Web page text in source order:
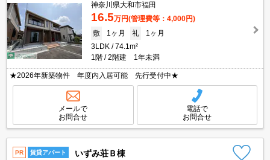
神奈川県大和市福田
16.5万円(管理費等：4,000円)
敷
1ヶ月 礼
1ヶ月
3LDK
74.1m²
1階
2階建 1年未満
★2026年新築物件 年度内入居可能 先行受付中★
メールで
お問合せ
電話で
お問合せ
PR 賃貸アパート いずみ荘Ｂ棟